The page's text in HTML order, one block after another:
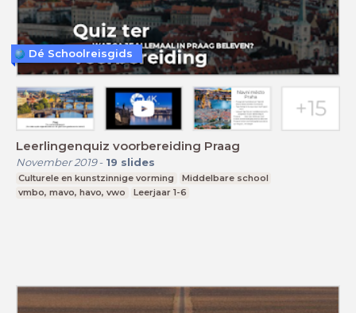
Leerlingenquiz voorbereiding Praag
November 2019- 19 slides
Culturele en kunstzinnige vorming
Middelbare school
vmbo, mavo, havo, vwo
Leerjaar 1-6
Dé Schoolreisgids